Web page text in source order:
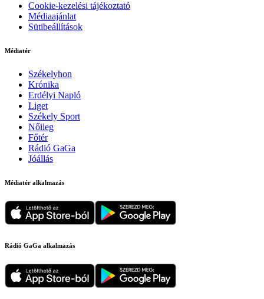
Cookie-kezelési tájékoztató
Médiaajánlat
Sütibeállítások
Médiatér
Székelyhon
Krónika
Erdélyi Napló
Liget
Székely Sport
Nőileg
Főtér
Rádió GaGa
Jóállás
Médiatér alkalmazás
Rádió GaGa alkalmazás